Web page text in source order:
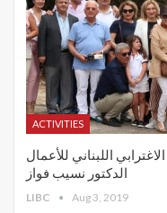
ACTIVITIES
اللبناني للأعمال
الدكتور نسيب فواز
LIBC Aug 3, 2019